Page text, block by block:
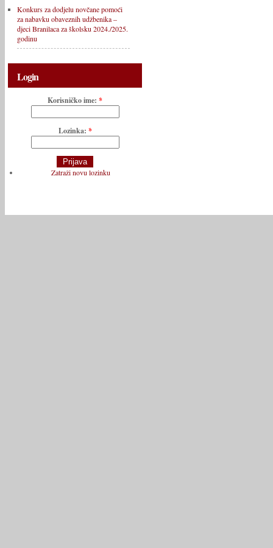
Konkurs za dodjelu novčane pomoći
za nabavku obaveznih udžbenika –
djeci Branilaca za školsku 2024./2025.
godinu
Login
Korisničko ime: *
Lozinka: *
Zatraži novu lozinku